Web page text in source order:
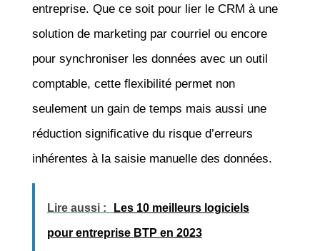
entreprise. Que ce soit pour lier le CRM à une
solution de marketing par courriel ou encore
pour synchroniser les données avec un outil
comptable, cette flexibilité permet non
seulement un gain de temps mais aussi une
réduction significative du risque d’erreurs
inhérentes à la saisie manuelle des données.
Lire aussi : Les 10 meilleurs logiciels
pour entreprise BTP en 2023